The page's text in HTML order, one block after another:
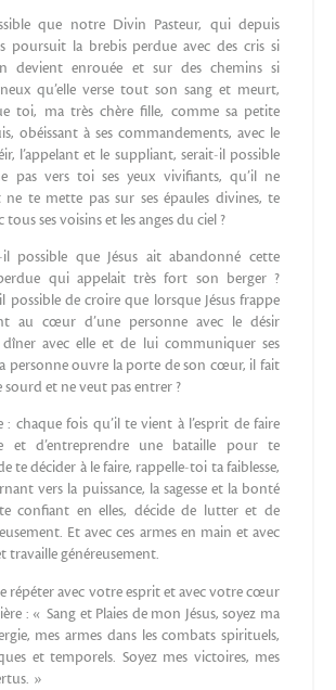
que notre Divin Pasteur, qui depuis
poursuit la brebis perdue avec des cris si
devient enrouée et sur des chemins si
qu’elle verse tout son sang et meurt,
toi, ma très chère fille, comme sa petite
obéissant à ses commandements, avec le
l’appelant et le suppliant, serait-il possible
pas vers toi ses yeux vivifiants, qu’il ne
ne te mette pas sur ses épaules divines, te
tous ses voisins et les anges du ciel ?
possible que Jésus ait abandonné cette
qui appelait très fort son berger ?
possible de croire que lorsque Jésus frappe
au cœur d’une personne avec le désir
avec elle et de lui communiquer ses
personne ouvre la porte de son cœur, il fait
sourd et ne veut pas entrer ?
: chaque fois qu’il te vient à l’esprit de faire
et d’entreprendre une bataille pour te
te décider à le faire, rappelle-toi ta faiblesse,
vers la puissance, la sagesse et la bonté
confiant en elles, décide de lutter et de
Et avec ces armes en main et avec
travaille généreusement.
répéter avec votre esprit et avec votre cœur
: « Sang et Plaies de mon Jésus, soyez ma
mes armes dans les combats spirituels,
et temporels. Soyez mes victoires, mes
»